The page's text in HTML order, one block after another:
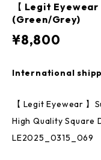
【 Legit
(Green/Grey)
¥8,800
International
【 Legit Eyewear 】
High Quality Square
LE2025_0315_069